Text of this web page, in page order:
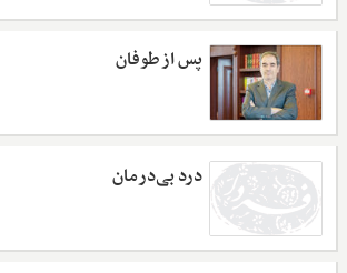
پس از طوفان
درد بی‌درمان